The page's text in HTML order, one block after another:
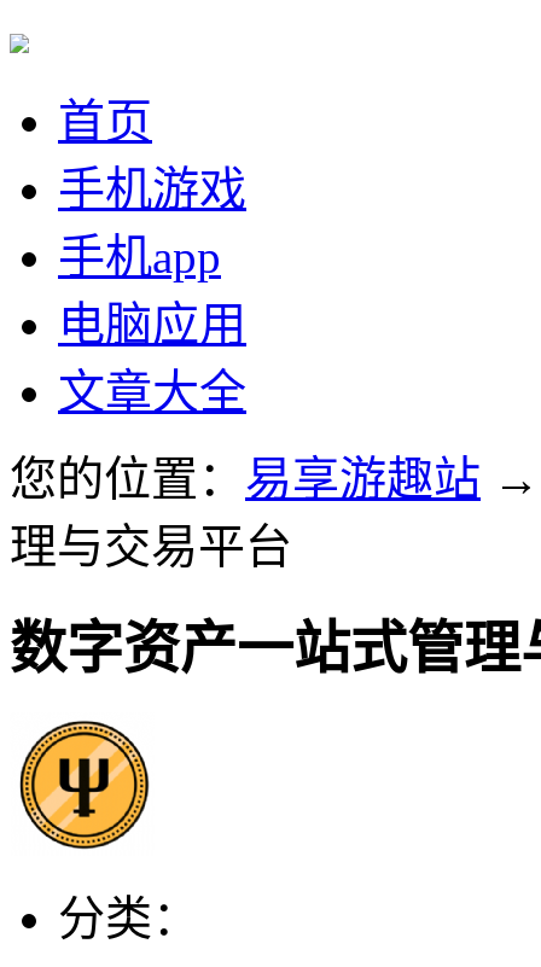
首页
手机游戏
手机app
电脑应用
文章大全
您的位置： 易享游趣站
理与交易平台
数字资产一站式管理
分类：